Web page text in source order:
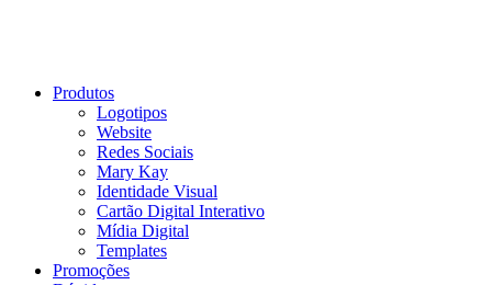
Produtos
Logotipos
Website
Redes Sociais
Mary Kay
Identidade Visual
Cartão Digital Interativo
Mídia Digital
Templates
Promoções